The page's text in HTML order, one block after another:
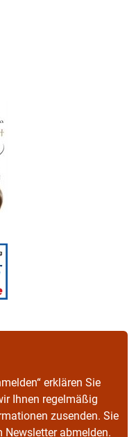
erklären Sie
Ihnen regelmäßig
zusenden. Sie
Newsletter abmelden.